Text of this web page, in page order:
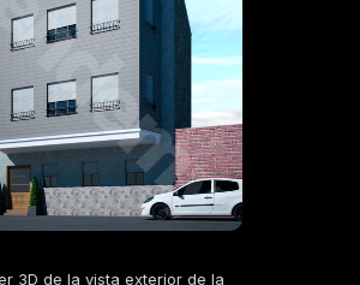
3D de la vista exterior de la